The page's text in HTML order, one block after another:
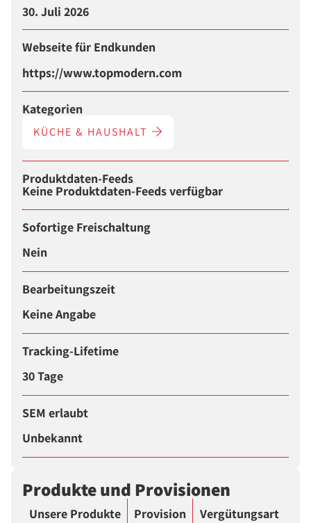
30. Juli 2026
Webseite für Endkunden
https://www.topmodern.com
Kategorien
KÜCHE & HAUSHALT
Produktdaten-Feeds
Keine Produktdaten-Feeds verfügbar
Sofortige Freischaltung
Nein
Bearbeitungszeit
Keine Angabe
Tracking-Lifetime
30 Tage
SEM erlaubt
Unbekannt
Produkte und Provisionen
Unsere Produkte Provision
Vergütungsart